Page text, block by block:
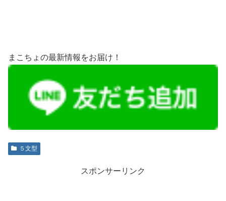
まこちょの最新情報をお届け！
５文型
スポンサーリンク